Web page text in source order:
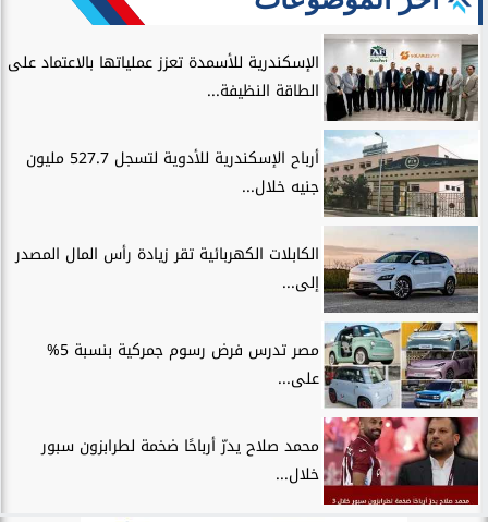
الإسكندرية للأسمدة تعزز عملياتها بالاعتماد على
الطاقة النظيفة...
أرباح الإسكندرية للأدوية لتسجل 527.7 مليون
جنيه خلال...
الكابلات الكهربائية تقر زيادة رأس المال المصدر
إلى...
مصر تدرس فرض رسوم جمركية بنسبة 5%
على...
محمد صلاح يدرّ أرباحًا ضخمة لطرابزون سبور
خلال...